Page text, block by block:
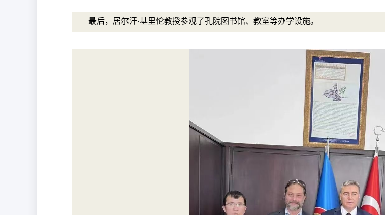
最后，居尔汗·基里伦教授参观了孔院图书馆、教室等办学设施。